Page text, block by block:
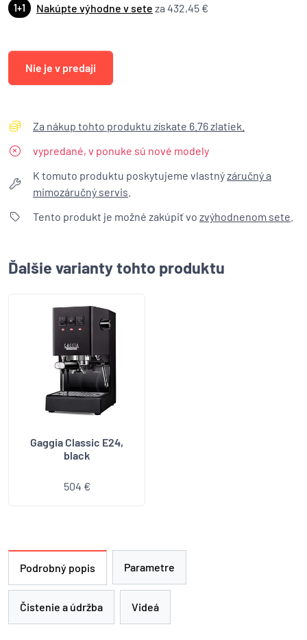
1+1 Nakúpte výhodne v sete za 432,45 €
Nie je v predaji
Za nákup tohto produktu získate 6.76 zlatiek.
vypredané, v ponuke sú nové modely
K tomuto produktu poskytujeme vlastnýzáručný a
mimozáručný servis
Tento produkt je možné zakúpiť vo zvýhodnenom sete
Ďalšie varianty tohto produktu
Gaggia Classic E24,
black
504 €
Podrobný popis Parametre
Čistenie a údržba Videá